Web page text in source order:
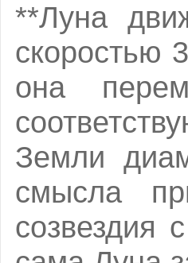
**Луна
скоростью
она
Земли
смысла
созвездия